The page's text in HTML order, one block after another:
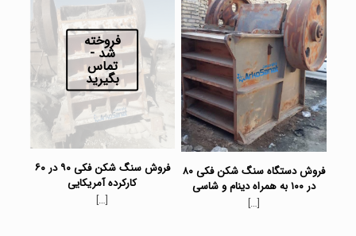
فروش دستگاه سنگ شکن فکی ۸۰
در ۱۰۰ به همراه دینام و شاسی
[…]
فروخته
شد -
تماس
بگیرید
فروش سنگ شکن فکی ۹۰ در ۶۰
کارکرده آمریکایی
[…]